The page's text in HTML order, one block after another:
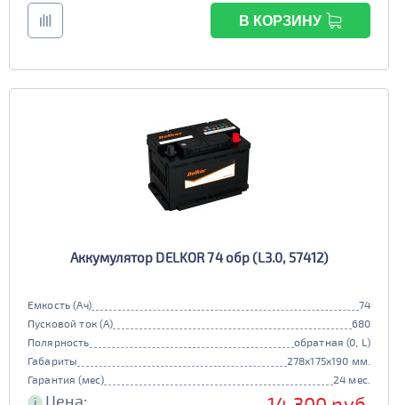
В КОРЗИНУ
Аккумулятор DELKOR 74 обр (L3.0, 57412)
Емкость (Ач)
74
Пусковой ток (А)
680
Полярность
обратная (0, L)
Габариты
278x175x190 мм.
Гарантия (мес)
24 мес.
i Цена: